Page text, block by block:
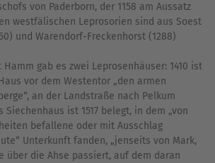
von Paderborn, der 1158 am Aussatz
westfälischen Leprosorien sind aus Soest
und Warendorf-Freckenhorst (1288)
gab es zwei Leprosenhäuser: 1410 ist
vor dem Westentor „den armen
an der Landstraße nach Pelkum
Siechenhaus ist 1517 belegt, in dem „von
befallene oder mit Ausschlag
Unterkunft fanden, „jenseits von Mark,
über die Ahse passiert, auf dem daran